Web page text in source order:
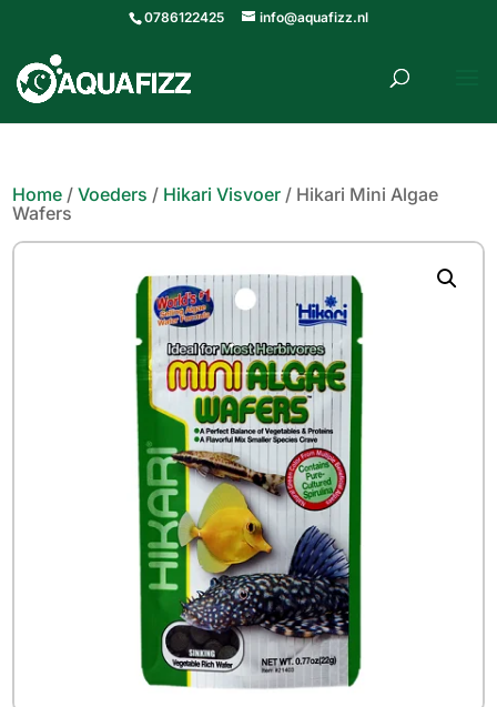
0786122425 info@aquafizz.nl
Home /Voeders / Hikari Visvoer / Hikari Mini Algae
Wafers